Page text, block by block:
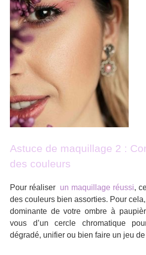
Astuce de maquillage 2 :
des couleurs
Pour réaliser un maquillage réussi,
des couleurs bien assorties. Pour
dominante de votre ombre à
vous d’un cercle chromatique
dégradé, unifier ou bien faire un jeu